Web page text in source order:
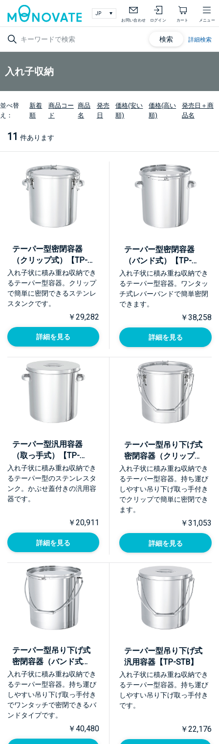
お問い合わせ ログイン カート メニュー
検索 詳細検索
入れ子収納
並べ替
え：
新着
順
商品コー
ド
商品
名
発売
日
価格(安い
順)
価格(高い
順)
発売日＋商
品名
11 件あります
テーパー型密閉容器
（クリップ式）【TP-
CTH】
入れ子状に積み重ね収納でき
るテーパー型容器。クリップ
で簡単に密閉できるステンレ
スタンクです。
￥29,282
詳細を見る
テーパー型密閉容器
（バンド式）【TP-
CTL】
入れ子状に積み重ね収納でき
るテーパー型容器。ワンタッ
チ式レバーバンドで簡単密閉
できます。
￥38,258
詳細を見る
テーパー型汎用容器
（取っ手式）【TP-
ST】
入れ子状に積み重ね収納でき
るテーパー型のステンレスタ
ンク。かぶせ蓋付きの汎用容
器です。
￥20,911
詳細を見る
テーパー型吊り下げ式
密閉容器（クリップ
式）【TP-CTB】
入れ子状に積み重ね収納でき
るテーパー型容器。持ち運び
しやすい吊り下げ取っ手付き
でクリップで簡単に密閉でき
ます。
￥31,053
詳細を見る
テーパー型吊り下げ式
密閉容器（バンド式）
【TP-CTLB】
入れ子状に積み重ね収納でき
るテーパー型容器。持ち運び
しやすい吊り下げ取っ手付き
でワンタッチで密閉できるバ
ンドタイプです。
￥40,480
テーパー型吊り下げ式
汎用容器【TP-STB】
入れ子状に積み重ね収納でき
るテーパー型容器。持ち運び
しやすい吊り下げ取っ手付き
です。
￥22,176